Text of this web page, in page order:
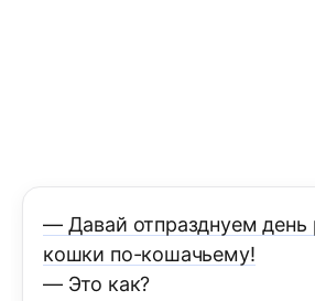
— Давай отпразднуем день
кошки по-кошачьему!
— Это как?